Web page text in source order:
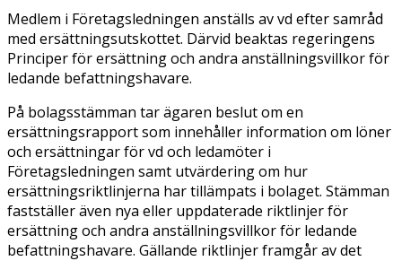
Medlem i Företagsledningen anställs av vd efter samråd
med ersättningsutskottet. Därvid beaktas regeringens
Principer för ersättning och andra anställningsvillkor för
ledande befattningshavare.
På bolagsstämman tar ägaren beslut om en
ersättningsrapport som innehåller information om löner
och ersättningar för vd och ledamöter i
Företagsledningen samt utvärdering om hur
ersättningsriktlinjerna har tillämpats i bolaget. Stämman
fastställer även nya eller uppdaterade riktlinjer för
ersättning och andra anställningsvillkor för ledande
befattningshavare. Gällande riktlinjer framgår av det